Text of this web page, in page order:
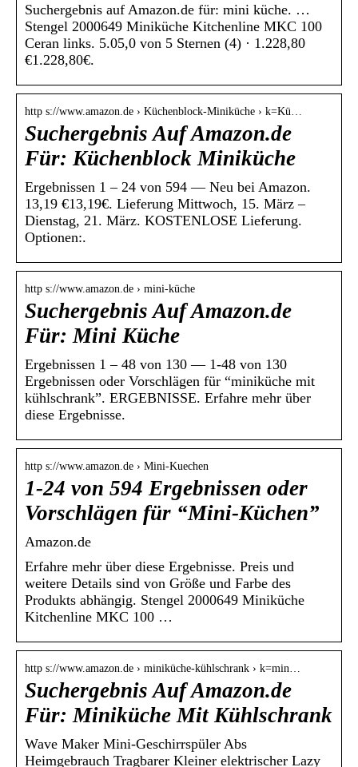
Suchergebnis auf Amazon.de für: mini küche. …
Stengel 2000649 Miniküche Kitchenline MKC 100
Ceran links. 5.05,0 von 5 Sternen (4) · 1.228,80
€1.228,80€.
http s://www.amazon.de › Küchenblock-Miniküche › k=Kü…
Suchergebnis Auf Amazon.de
Für: Küchenblock Miniküche
Ergebnissen 1 – 24 von 594 — Neu bei Amazon.
13,19 €13,19€. Lieferung Mittwoch, 15. März –
Dienstag, 21. März. KOSTENLOSE Lieferung.
Optionen:.
http s://www.amazon.de › mini-küche
Suchergebnis Auf Amazon.de
Für: Mini Küche
Ergebnissen 1 – 48 von 130 — 1-48 von 130
Ergebnissen oder Vorschlägen für “miniküche mit
kühlschrank”. ERGEBNISSE. Erfahre mehr über
diese Ergebnisse.
http s://www.amazon.de › Mini-Kuechen
1-24 von 594 Ergebnissen oder
Vorschlägen für “Mini-Küchen”
Amazon.de
Erfahre mehr über diese Ergebnisse. Preis und
weitere Details sind von Größe und Farbe des
Produkts abhängig. Stengel 2000649 Miniküche
Kitchenline MKC 100 …
http s://www.amazon.de › miniküche-kühlschrank › k=min…
Suchergebnis Auf Amazon.de
Für: Miniküche Mit Kühlschrank
Wave Maker Mini-Geschirrspüler Abs
Heimgebrauch Tragbarer Kleiner elektrischer Lazy